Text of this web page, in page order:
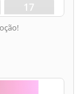
17
seg